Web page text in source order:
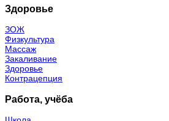
Здоровье
ЗОЖ
Физкультура
Массаж
Закаливание
Здоровье
Контрацепция
Работа, учёба